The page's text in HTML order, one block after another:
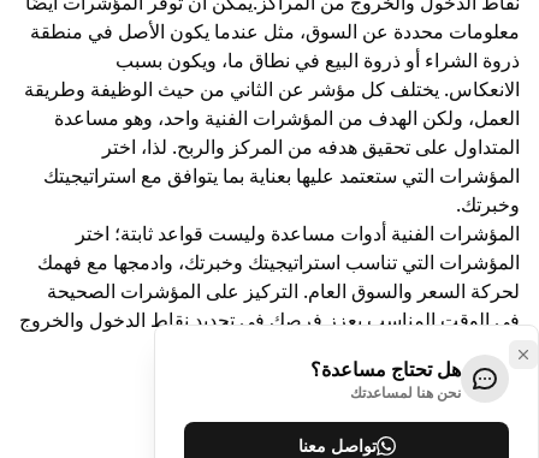
معلومات محددة عن السوق، مثل عندما يكون الأصل في منطقة
ذروة الشراء أو ذروة البيع في نطاق ما، ويكون بسبب
الانعكاس. يختلف كل مؤشر عن الثاني من حيث الوظيفة وطريقة
العمل، ولكن الهدف من المؤشرات الفنية واحد، وهو مساعدة
المتداول على تحقيق هدفه من المركز والربح. لذا، اختر
المؤشرات التي ستعتمد عليها بعناية بما يتوافق مع استراتيجيتك
وخبرتك.
المؤشرات الفنية أدوات مساعدة وليست قواعد ثابتة؛ اختر
المؤشرات التي تناسب استراتيجيتك وخبرتك، وادمجها مع فهمك
لحركة السعر والسوق العام. التركيز على المؤشرات الصحيحة
في الوقت المناسب يعزز فرصك في تحديد نقاط الدخول والخروج
وتحقيق الربح مع إدارة المخاطر بفعالية.
الشركات الموصى بها
هل تحتاج مساعدة؟
نحن هنا لمساعدتك
تواصل معنا